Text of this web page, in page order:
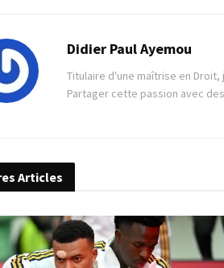
Didier Paul Ayemou
Titulaire d'une maîtrise en
Partager cette passion avec
Articles